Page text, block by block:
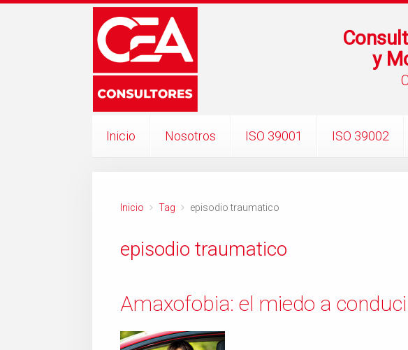
y
Inicio Nosotros ISO 39001 ISO 39002
Inicio Tag episodio traumatico
episodio traumatico
Amaxofobia: el miedo a